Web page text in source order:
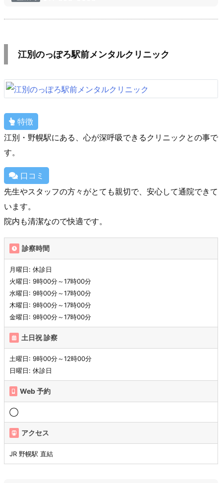
江別のっぽろ駅前メンタルクリニック
特徴
江別・野幌駅にある、心が深呼吸できるクリニックとの事で
す。
口コミ
先生やスタッフの方々がとても親切で、安心して通院できて
います。
院内も清潔なので快適です。
診察時間
月曜日: 休診日
火曜日: 9時00分～17時00分
水曜日: 9時00分～17時00分
木曜日: 9時00分～17時00分
金曜日: 9時00分～17時00分
土日祝 診察
土曜日: 9時00分～12時00分
日曜日: 休診日
Web 予約
◯
アクセス
JR 野幌駅 直結